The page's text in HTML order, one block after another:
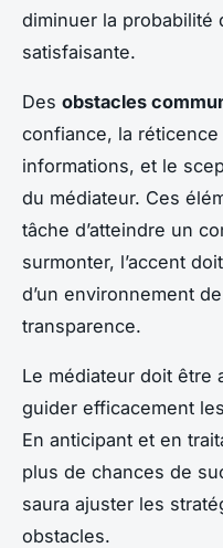
diminuer la probabilité
satisfaisante.
Des obstacles
confiance, la
informations, et le
du médiateur. Ces
tâche d’atteindre un
surmonter, l’accent
d’un environnement
transparence.
Le médiateur doit être
guider efficacement
En anticipant et en
plus de chances de
saura ajuster les
obstacles.